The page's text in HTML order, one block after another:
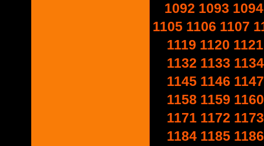
1092 1093 1094
1105 1106 1107
1119 1120 1121
1132 1133 1134
1145 1146 1147
1158 1159 1160
1171 1172 1173
1184 1185 1186